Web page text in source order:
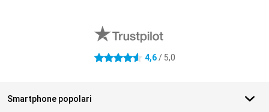
4.6 stelle 4,6/ 5,0
Smartphone popolari